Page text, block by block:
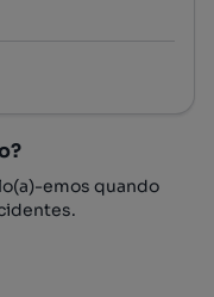
emos quando